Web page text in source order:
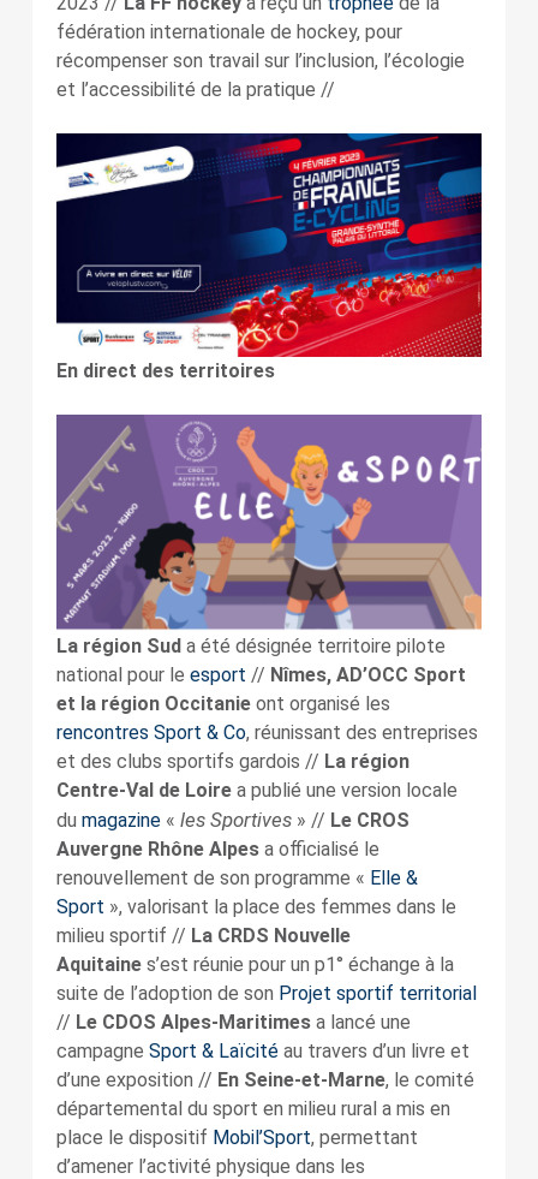
fédération internationale de hockey, pour
récompenser son travail sur l’inclusion, l’écologie
et l’accessibilité de la pratique //
En direct des territoires
La région Suda été désignée territoire pilote
national pour le esport // Nîmes, AD’OCC Sport
et la région Occitanieont organisé les
rencontres Sport & Co, réunissant des entreprises
et des clubs sportifs gardois // La région
Centre-Val de Loirea publié une version locale
du magazine« les Sportives» // Le CROS
Auvergne Rhône Alpesa officialisé le
renouvellement de son programme « Elle &
Sport », valorisant la place des femmes dans le
milieu sportif // La CRDS Nouvelle
Aquitaine s’est réunie pour un p1° échange à la
suite de l’adoption de son Projet sportif territorial
// Le CDOS Alpes-Maritimesa lancé une
campagne Sport & Laïcitéau travers d’un livre et
d’une exposition // En Seine-et-Marne, le comité
départemental du sport en milieu rural a mis en
place le dispositif Mobil’Sport, permettant
d’amener l’activité physique dans les